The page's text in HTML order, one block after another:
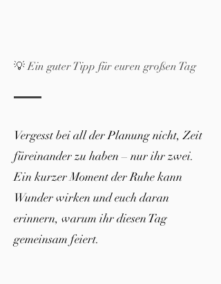
💡 Ein guter Tipp für euren großen Tag
Vergesst bei all der Planung nicht, Zeit
füreinander zu haben – nur ihr zwei.
Ein kurzer Moment der Ruhe kann
Wunder wirken und euch daran
erinnern, warum ihr diesen Tag
gemeinsam feiert.